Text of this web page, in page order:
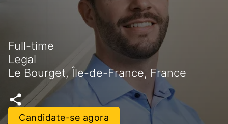
Full-time
Legal
Le Bourget, Île-de-France, France
Candidate-se agora